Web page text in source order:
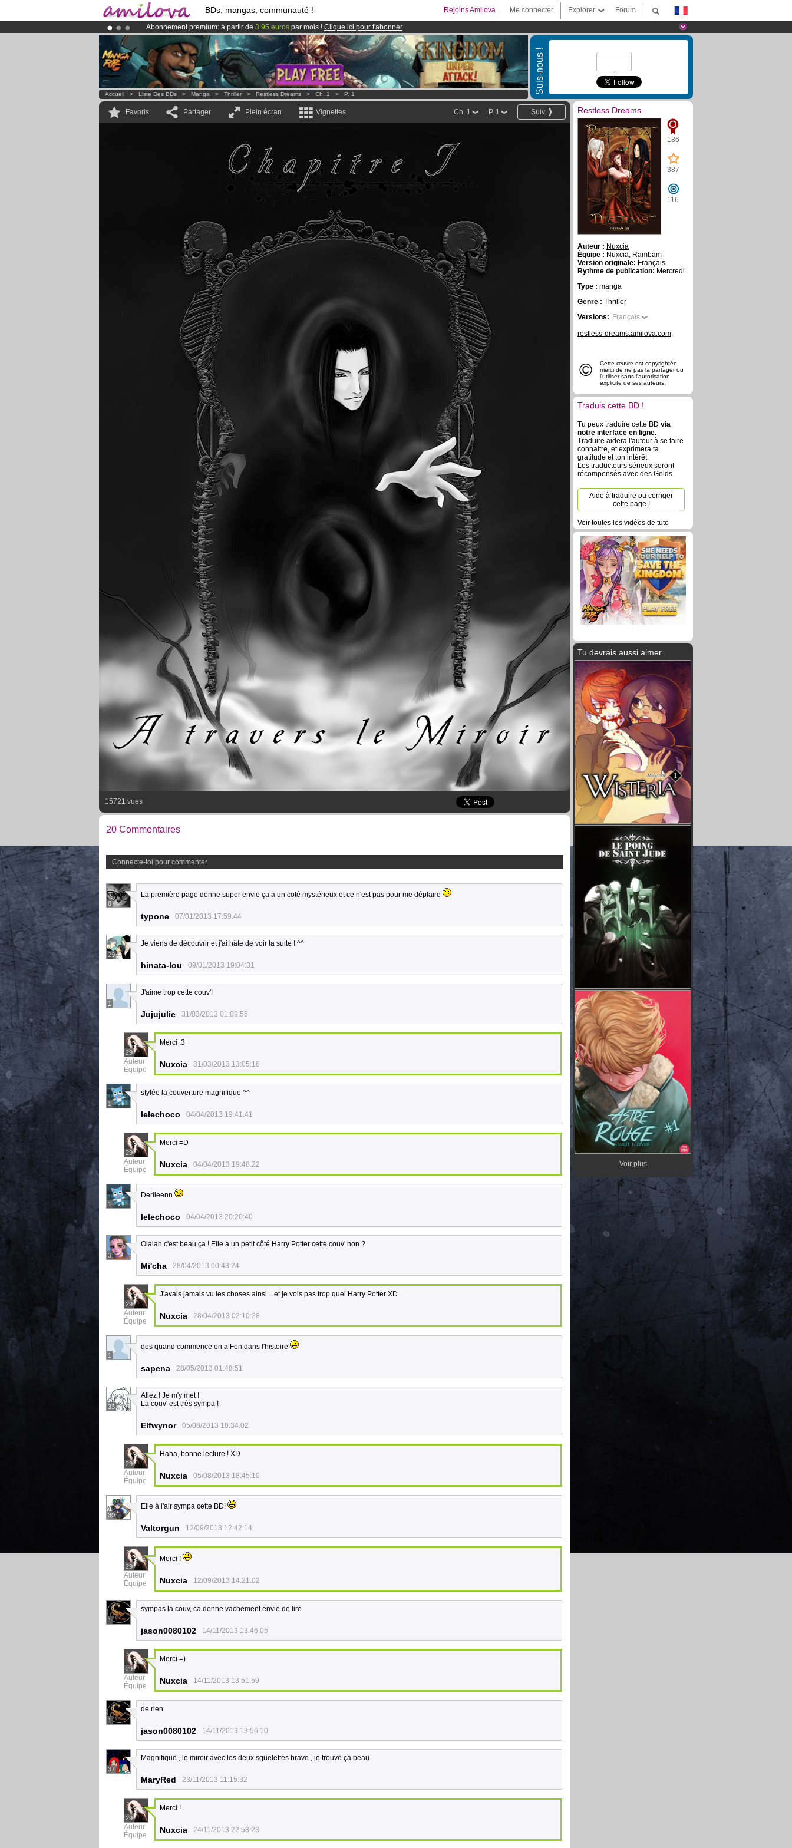
BDs, mangas, communauté ! Forum
Explorer
Me connecter
Rejoins Amilova
Abonnement premium: à partir de 3.95 euros par mois ! Clique ici pour t'abonner
Déjà 100000membreset 1000BDs & Mangas!
LeKickstarter Amilova est désormais lancé
Suis-nous !
Accueil > Liste Des BDs > Manga > Thriller > Restless Dreams > Ch. 1 > P. 1
Favoris Partager Plein écran Vignettes Suiv.
P. 1
Ch. 1
15721 vues
20 Commentaires
Connecte-toi pour commenter
8
La première page donne super envie ça a un coté mystérieux et ce n'est pas pour me déplaire
typone 07/01/2013 17:59:44
29
Je viens de découvrir et j'ai hâte de voir la suite ! ^^
hinata-lou 09/01/2013 19:04:31
1
J'aime trop cette couv'!
Jujujulie 31/03/2013 01:09:56
29
Auteur
Équipe
Merci :3
Nuxcia 31/03/2013 13:05:18
1
stylée la couverture magnifique ^^
lelechoco 04/04/2013 19:41:41
29
Auteur
Équipe
Merci =D
Nuxcia 04/04/2013 19:48:22
1
Deriieenn
lelechoco 04/04/2013 20:20:40
3
Olalah c'est beau ça ! Elle a un petit côté Harry Potter cette couv' non ?
Mi'cha 28/04/2013 00:43:24
29
Auteur
Équipe
J'avais jamais vu les choses ainsi... et je vois pas trop quel Harry Potter XD
Nuxcia 28/04/2013 02:10:28
1
des quand commence en a Fen dans l'histoire
sapena 28/05/2013 01:48:51
33
Allez ! Je m'y met !
La couv' est très sympa !
Elfwynor 05/08/2013 18:34:02
29
Auteur
Équipe
Haha, bonne lecture ! XD
Nuxcia 05/08/2013 18:45:10
30
Elle à l'air sympa cette BD!
Valtorgun 12/09/2013 12:42:14
29
Auteur
Équipe
Merci !
Nuxcia 12/09/2013 14:21:02
1
sympas la couv, ca donne vachement envie de lire
jason0080102 14/11/2013 13:46:05
29
Auteur
Équipe
Merci =)
Nuxcia 14/11/2013 13:51:59
1
de rien
jason0080102 14/11/2013 13:56:10
37
Magnifique , le miroir avec les deux squelettes bravo , je trouve ça beau
MaryRed 23/11/2013 11:15:32
29
Auteur
Équipe
Merci !
Nuxcia 24/11/2013 22:58:23
Restless Dreams
186
387
116
Auteur : Nuxcia
Équipe : Nuxcia, Rambam
Version originale: Français
Rythme de publication: Mercredi
Type : manga
Genre : Thriller
Versions: Français
restless-dreams.amilova.com
©
Cette œuvre est copyrightée,
merci de ne pas la partager ou
l'utiliser sans l'autorisation
explicite de ses auteurs.
Traduis cette BD !
Tu peux traduire cette BD via
notre interface en ligne.
Traduire aidera l'auteur à se faire
connaitre, et exprimera ta
gratitude et ton intérêt.
Les traducteurs sérieux seront
récompensés avec des Golds.
Aide à traduire ou corriger
cette page !
Voir toutes les vidéos de tuto
Tu devrais aussi aimer
Voir plus